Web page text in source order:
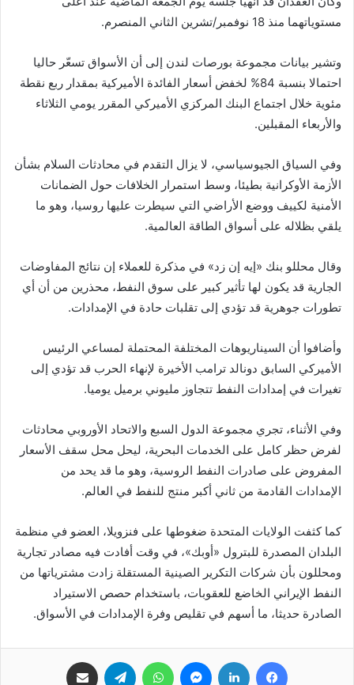
مستوياتهما منذ 18 نوفمبر/تشرين الثاني المنصرم.
وتشير بيانات مجموعة بورصات لندن إلى أن الأسواق تسعّر حاليا
احتمالا بنسبة 84% لخفض أسعار الفائدة الأميركية بمقدار ربع نقطة
مئوية خلال اجتماع البنك المركزي الأميركي المقرر يومي الثلاثاء
والأربعاء المقبلين.
وفي السياق الجيوسياسي، لا يزال التقدم في محادثات السلام بشأن
الأزمة الأوكرانية بطيئا، وسط استمرار الخلافات حول الضمانات
الأمنية لكييف ووضع الأراضي التي سيطرت عليها روسيا، وهو ما
يلقي بظلاله على أسواق الطاقة العالمية.
وقال محللو بنك «إيه إن زد» في مذكرة للعملاء إن نتائج المفاوضات
الجارية قد يكون لها تأثير كبير على سوق النفط، محذرين من أن أي
تطورات جوهرية قد تؤدي إلى تقلبات حادة في الإمدادات.
وأضافوا أن السيناريوهات المختلفة المحتملة لمساعي الرئيس
الأميركي السابق دونالد ترامب الأخيرة لإنهاء الحرب قد تؤدي إلى
تغيرات في إمدادات النفط تتجاوز مليوني برميل يوميا.
وفي الأثناء، تجري مجموعة الدول السبع والاتحاد الأوروبي محادثات
لفرض حظر كامل على الخدمات البحرية، ليحل محل سقف الأسعار
المفروض على صادرات النفط الروسية، وهو ما قد يحد من
الإمدادات القادمة من ثاني أكبر منتج للنفط في العالم.
كما كثفت الولايات المتحدة ضغوطها على فنزويلا، العضو في منظمة
البلدان المصدرة للبترول «أوبك»، في وقت أفادت فيه مصادر تجارية
ومحللون بأن شركات التكرير الصينية المستقلة زادت مشترياتها من
النفط الإيراني الخاضع للعقوبات، باستخدام حصص الاستيراد
الصادرة حديثا، ما أسهم في تقليص وفرة الإمدادات في الأسواق.
فيسبوك لينكدإن ماسنجر واتساب تيلقرام